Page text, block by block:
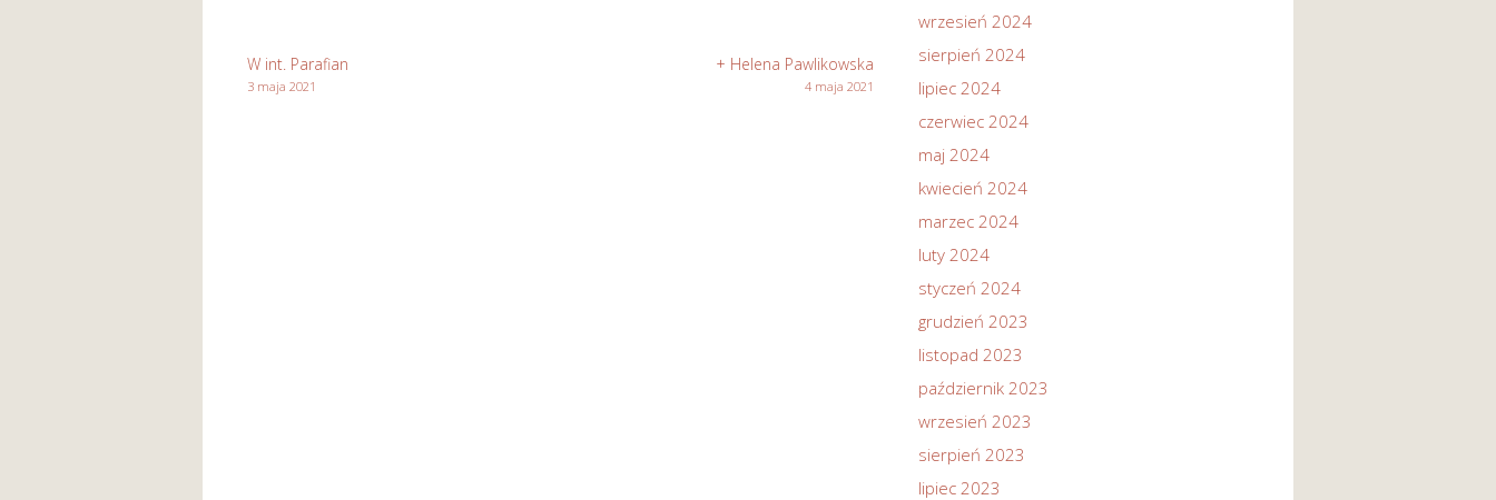
W int. Parafian
3 maja 2021
+ Helena Pawlikowska
4 maja 2021
wrzesień 2024
sierpień 2024
lipiec 2024
czerwiec 2024
maj 2024
kwiecień 2024
marzec 2024
luty 2024
styczeń 2024
grudzień 2023
listopad 2023
październik 2023
wrzesień 2023
sierpień 2023
lipiec 2023